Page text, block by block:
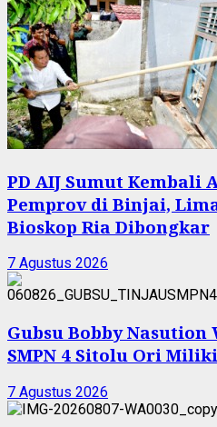
PD AIJ Sumut Kembali
Pemprov di Binjai,
Bioskop Ria Dibongkar
7 Agustus 2026
Gubsu Bobby
SMPN 4 Sitolu Ori
7 Agustus 2026